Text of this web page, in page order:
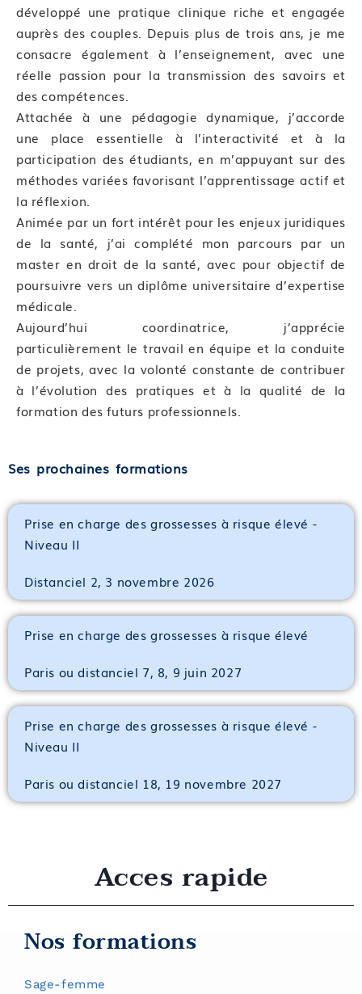
développé une pratique clinique riche et engagée
auprès des couples. Depuis plus de trois ans, je me
consacre également à l’enseignement, avec une
réelle passion pour la transmission des savoirs et
des compétences.
Attachée à une pédagogie dynamique, j’accorde
une place essentielle à l’interactivité et à la
participation des étudiants, en m’appuyant sur des
méthodes variées favorisant l’apprentissage actif et
la réflexion.
Animée par un fort intérêt pour les enjeux juridiques
de la santé, j’ai complété mon parcours par un
master en droit de la santé, avec pour objectif de
poursuivre vers un diplôme universitaire d’expertise
médicale.
Aujourd’hui coordinatrice, j’apprécie
particulièrement le travail en équipe et la conduite
de projets, avec la volonté constante de contribuer
à l’évolution des pratiques et à la qualité de la
formation des futurs professionnels.
Ses prochaines formations
Prise en charge des grossesses à risque élevé -
Niveau II
Distanciel 2, 3 novembre 2026
Prise en charge des grossesses à risque élevé
Paris ou distanciel 7, 8, 9 juin 2027
Prise en charge des grossesses à risque élevé -
Niveau II
Paris ou distanciel 18, 19 novembre 2027
Acces rapide
Nos formations
Sage-femme